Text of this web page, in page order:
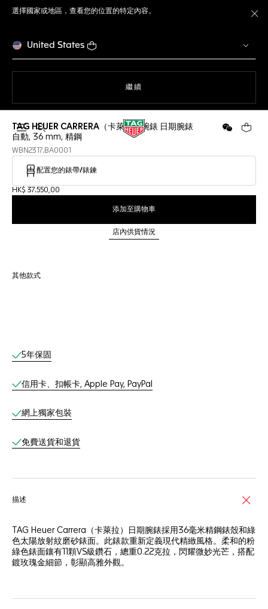
選擇國家或地區，查看您的位置的特定內容。
United States
繼續
開啟搜尋 微信 您的
TAG HEUER CARRERA（卡萊拉）腕錶 日期腕錶
自動, 36 mm, 精鋼
WBN2317.BA0001
配置您的錶帶/錶鍊
HK$ 37.550,00
添加至購物車
店內供貨情況
其他款式
網上服務
5年保固
信用卡、扣帳卡, Apple Pay, PayPal
網上獨家包裝
免費送貨和退貨
描述
TAG Heuer Carrera（卡萊拉）日期腕錶採用36毫米精鋼錶殼和綠
色太陽放射紋磨砂錶面。此錶款重新定義現代精緻風格。柔和的粉
綠色錶面鑲有11顆VS級鑽石，總重0.22克拉，閃耀微妙光芒，搭配
鍍玫瑰金細節，彰顯高雅外觀。